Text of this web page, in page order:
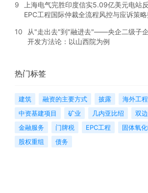
9
上海电气完胜印度信实5.09亿美元电
EPC工程国际仲裁全流程风控与应诉策
10
从"走出去"到"融进去"——央企二级子
开发方法论：以山西院为例
热门标签
建筑 融资的主要方式 披露
海外工
中资基建项目
矿业 几内亚比绍 双
金融服务
门牌税 EPC工程
固体氧
股权重组
债务